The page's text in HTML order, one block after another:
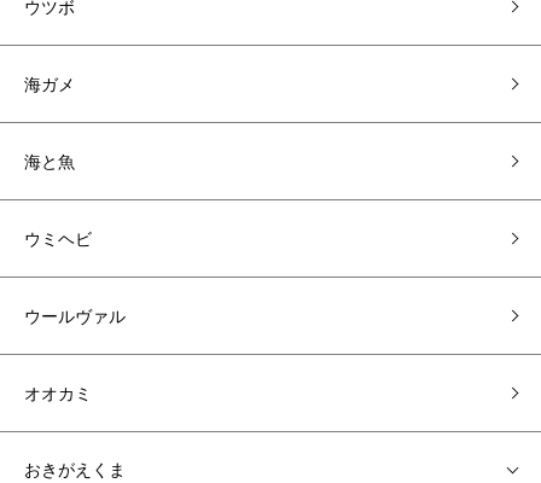
ウツボ
海ガメ
海と魚
ウミヘビ
ウールヴァル
オオカミ
おきがえくま